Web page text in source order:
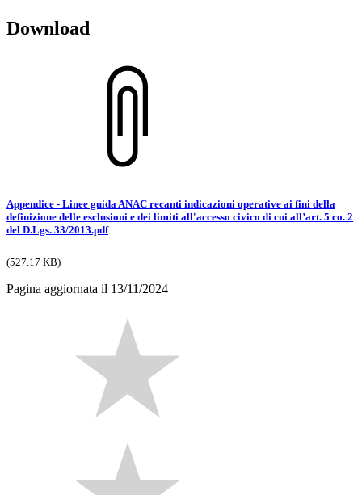
Download
Appendice - Linee guida ANAC recanti indicazioni operative ai fini della
definizione delle esclusioni e dei limiti all'accesso civico di cui all’art. 5 co. 2
del D.Lgs. 33/2013.pdf
(527.17 KB)
Pagina aggiornata il 13/11/2024